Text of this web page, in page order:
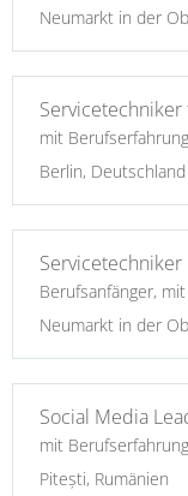
Neumarkt in der
mit Berufserfahrung
Berlin, Deutschland
Berufsanfänger,
Neumarkt in der
Social Media
mit Berufserfahrung
Pitești, Rumänien